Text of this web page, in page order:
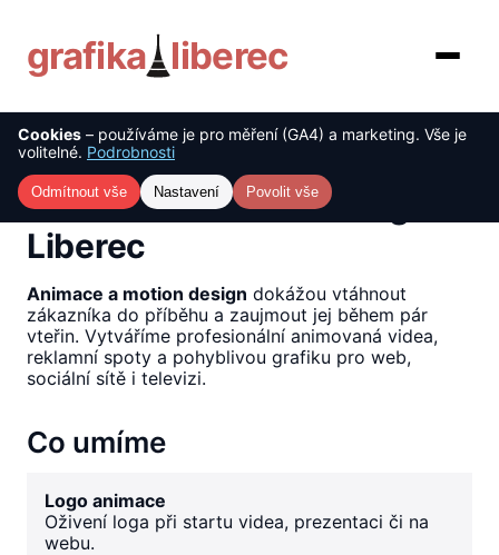
grafika liberec
O nás
Služby
Ceník
Reference
Blog
Cookies – používáme je pro měření (GA4) a marketing. Vše je
volitelné. Podrobnosti
Odmítnout vše Nastavení Povolit vše
Úvod› Služby›Animace a motion design Liberec
Animace a motion design
Liberec
Animace a motion design dokážou vtáhnout
zákazníka do příběhu a zaujmout jej během pár
vteřin. Vytváříme profesionální animovaná videa,
reklamní spoty a pohyblivou grafiku pro web,
sociální sítě i televizi.
Co umíme
Logo animace
Oživení loga při startu videa, prezentaci či na
webu.